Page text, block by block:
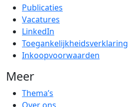
Publicaties
Vacatures
LinkedIn
Toegankelijkheidsverklaring
Inkoopvoorwaarden
Meer
Thema’s